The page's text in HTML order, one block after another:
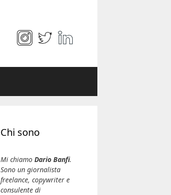
Chi sono
Mi chiamo Dario Banfi.
Sono un giornalista
freelance, copywriter e
consulente di